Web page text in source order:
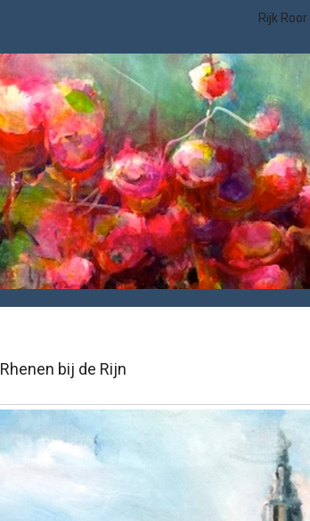
Rijk Roor
Rhenen bij de Rijn